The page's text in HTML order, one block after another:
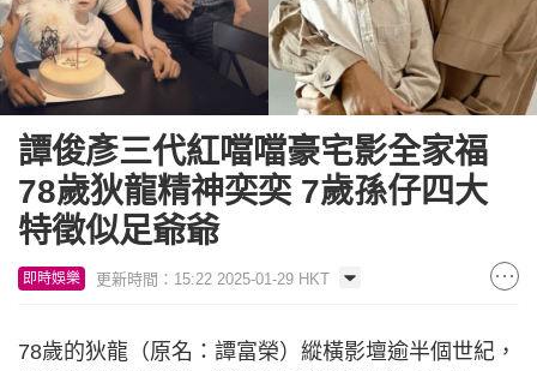
譚俊彥三代紅噹噹豪宅影全家福
78歲狄龍精神奕奕 7歲孫仔四大
特徵似足爺爺
即時娛樂 更新時間：15:22 2025-01-29 HKT
78歲的狄龍（原名：譚富榮）縱橫影壇逾半個世紀，